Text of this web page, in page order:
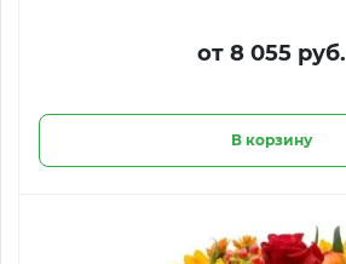
от 8 055 руб.
В корзину